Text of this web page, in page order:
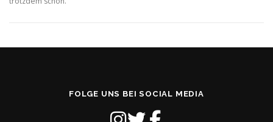
FOLGE UNS BEI SOCIAL MEDIA